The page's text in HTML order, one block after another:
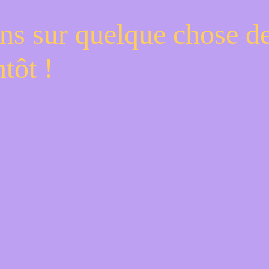
sur quelque chose
!